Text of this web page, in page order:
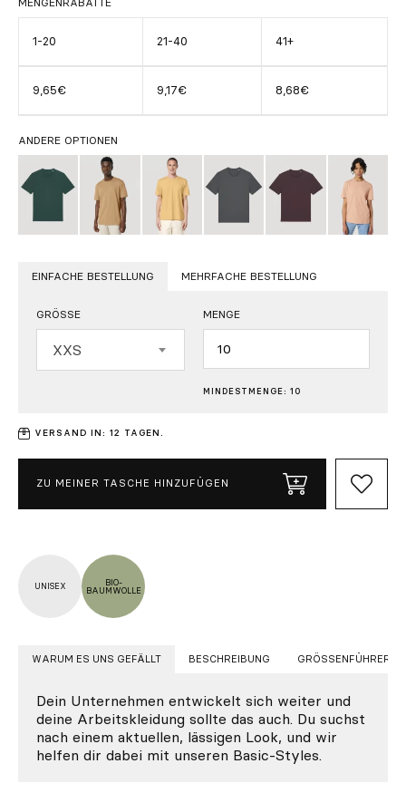
1-20 21-40 41+
9,65€ 9,17€ 8,68€
ANDERE OPTIONEN
EINFACHE BESTELLUNG MEHRFACHE BESTELLUNG
GRÖSSE
XXS
MENGE
Menge
MINDESTMENGE: 10
VERSAND IN: 12 TAGEN.
ZU MEINER TASCHE HINZUFÜGEN
UNISEX
BIO-
BAUMWOLLE
WARUM ES UNS GEFÄLLT BESCHREIBUNG GRÖSSENFÜHRER
Dein Unternehmen entwickelt sich weiter und
deine Arbeitskleidung sollte das auch. Du suchst
nach einem aktuellen, lässigen Look, und wir
helfen dir dabei mit unseren Basic-Styles.